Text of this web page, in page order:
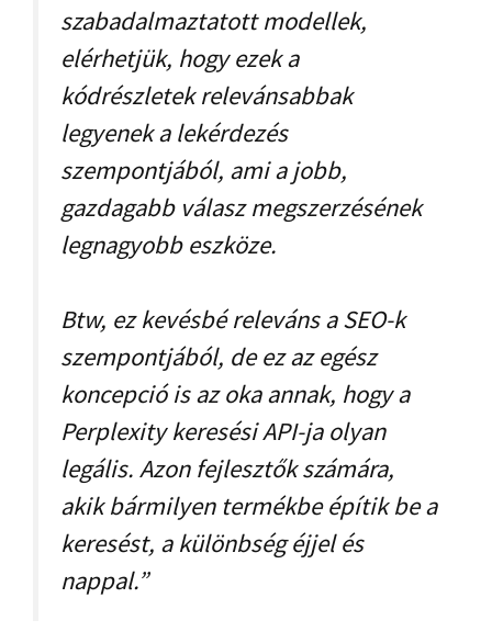
szabadalmaztatott modellek,
elérhetjük, hogy ezek a
kódrészletek relevánsabbak
legyenek a lekérdezés
szempontjából, ami a jobb,
gazdagabb válasz megszerzésének
legnagyobb eszköze.
Btw, ez kevésbé releváns a SEO-k
szempontjából, de ez az egész
koncepció is az oka annak, hogy a
Perplexity keresési API-ja olyan
legális. Azon fejlesztők számára,
akik bármilyen termékbe építik be a
keresést, a különbség éjjel és
nappal.”